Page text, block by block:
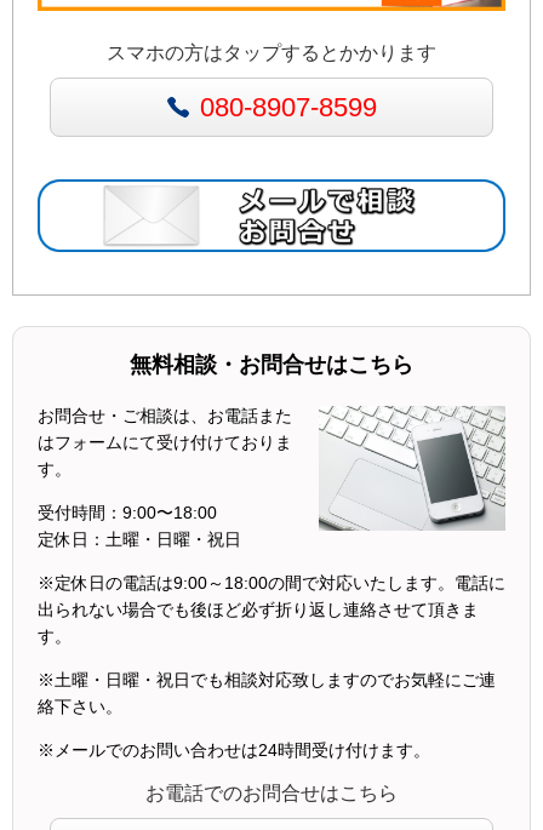
スマホの方はタップするとかかります
080-8907-8599
無料相談・お問合せはこちら
お問合せ・ご相談は、お電話また
はフォームにて受け付けておりま
す。
受付時間： 9:00〜18:00
定休日： 土曜・日曜・祝日
※定休日の電話は9:00～18:00の間で対応いたします。電話に
出られない場合でも後ほど必ず折り返し連絡させて頂きま
す。
※土曜・日曜・祝日でも相談対応致しますのでお気軽にご連
絡下さい。
※メールでのお問い合わせは24時間受け付けます。
お電話でのお問合せはこちら